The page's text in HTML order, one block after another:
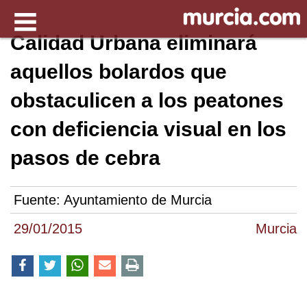
29/01/2015 Murcia
Calidad Urbana eliminará
aquellos bolardos que
obstaculicen a los peatones
con deficiencia visual en los
pasos de cebra
Fuente: Ayuntamiento de Murcia